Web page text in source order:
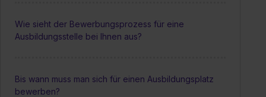
Wie sieht der Bewerbungsprozess für eine
Ausbildungsstelle bei Ihnen aus?
Bis wann muss man sich für einen Ausbildungsplatz
bewerben?